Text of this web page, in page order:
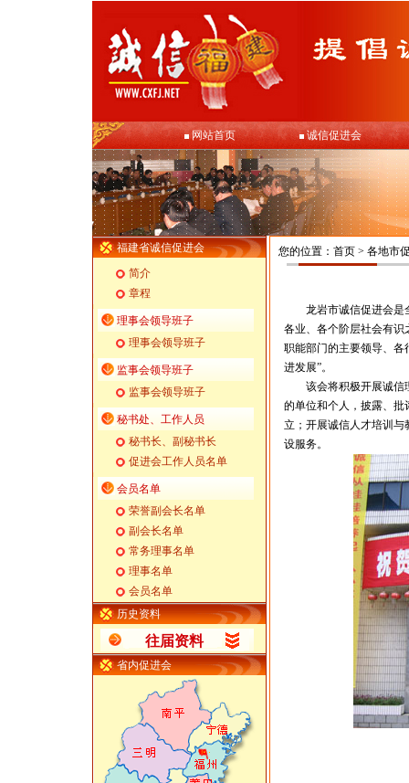
网站首页 诚信促进会
福建省诚信促进会
简介
章程
理事会领导班子
理事会领导班子
监事会领导班子
监事会领导班子
秘书处、工作人员
秘书长、副秘书长
促进会工作人员名单
会员名单
荣誉副会长名单
副会长名单
常务理事名单
理事名单
会员名单
历史资料
往届资料
省内促进会
您的位置： 首页 > 各地市
龙岩市诚信促进会是全
各业、各个阶层社会有识
职能部门的主要领导、各
进发展”。
该会将积极开展诚信理
的单位和个人，披露、
立；开展诚信人才培训
设服务。